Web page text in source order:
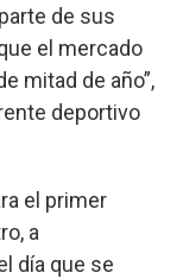
de sus
el mercado
mitad de año”,
deportivo
el primer
a
día que se